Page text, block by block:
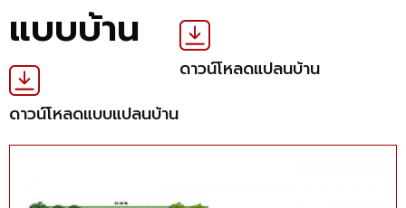
แบบบ้าน
ดาวน์โหลดแปลนบ้าน
ดาวน์โหลดแบบแปลนบ้าน